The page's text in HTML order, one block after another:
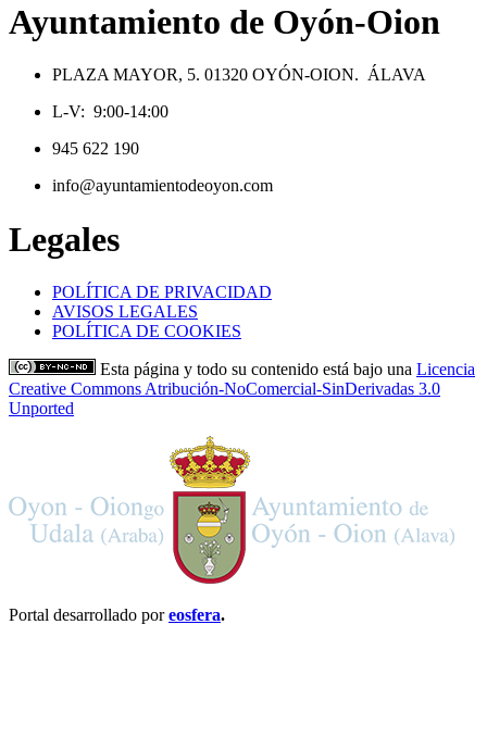
Ayuntamiento de Oyón-Oion
PLAZA MAYOR, 5. 01320 OYÓN-OION. ÁLAVA
L-V: 9:00-14:00
945 622 190
info@ayuntamientodeoyon.com
Legales
POLÍTICA DE PRIVACIDAD
AVISOS LEGALES
POLÍTICA DE COOKIES
Esta página y todo su contenido está bajo una Licencia
Creative Commons Atribución-NoComercial-SinDerivadas 3.0
Unported
Portal desarrollado poreosfera.